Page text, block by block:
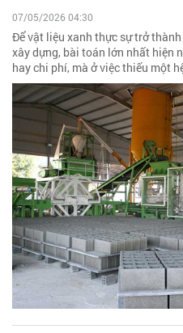
07/05/2026 04:30
Để vật liệu xanh thực sự trở
xây dựng, bài toán lớn nhất hiện
hay chi phí, mà ở việc thiếu một